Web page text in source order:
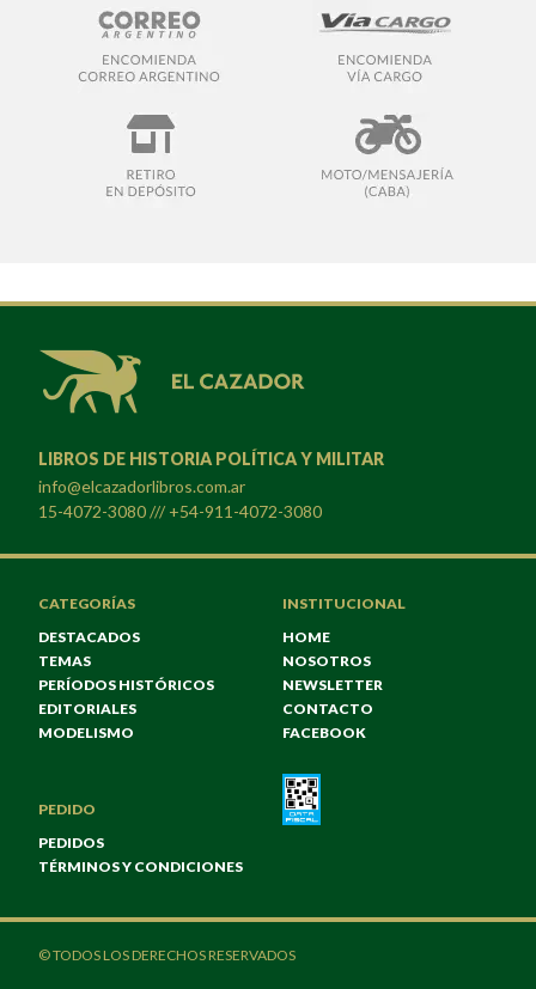
LIBROS DE HISTORIA POLÍTICA Y MILITAR
info@elcazadorlibros.com.ar
15-4072-3080 /// +54-911-4072-3080
CATEGORÍAS
DESTACADOS
TEMAS
PERÍODOS HISTÓRICOS
EDITORIALES
MODELISMO
INSTITUCIONAL
HOME
NOSOTROS
NEWSLETTER
CONTACTO
FACEBOOK
PEDIDO
PEDIDOS
TÉRMINOS Y CONDICIONES
© TODOS LOS DERECHOS RESERVADOS